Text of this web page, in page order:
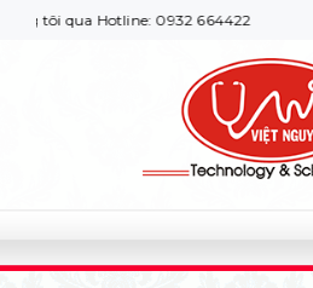
qua Hotline: 0932 664422